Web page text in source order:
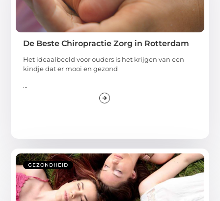
De Beste Chiropractie Zorg in Rotterdam
Het ideaalbeeld voor ouders is het krijgen van een
kindje dat er mooi en gezond
...
GEZONDHEID